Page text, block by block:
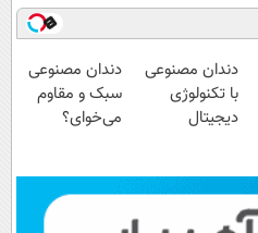
دندان مصنوعی
با تکنولوژی
دیجیتال
دندان مصنوعی
سبک و مقاوم
می‌خوای؟
📍تهران